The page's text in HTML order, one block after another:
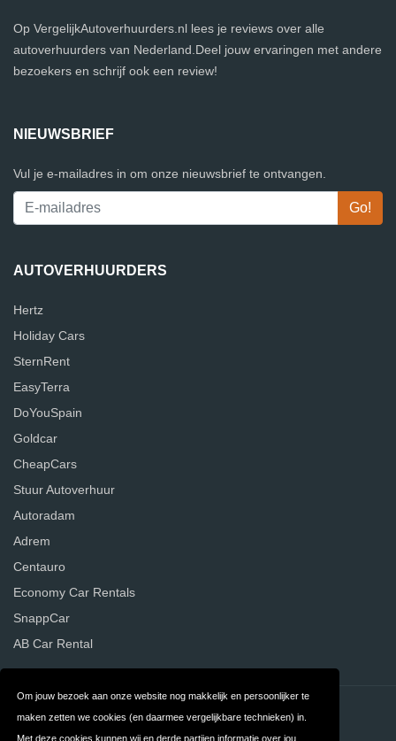
Om jouw bezoek aan onze website nog makkelijk en persoonlijker te
maken zetten we cookies (en daarmee vergelijkbare technieken) in.
Met deze cookies kunnen wij en derde partijen informatie over jou
Op VergelijkAutoverhuurders.nl lees je reviews over alle
autoverhuurders van Nederland.Deel jouw ervaringen met andere
bezoekers en schrijf ook een review!
NIEUWSBRIEF
Vul je e-mailadres in om onze nieuwsbrief te ontvangen.
AUTOVERHUURDERS
Hertz
Holiday Cars
SternRent
EasyTerra
DoYouSpain
Goldcar
CheapCars
Stuur Autoverhuur
Autoradam
Adrem
Centauro
Economy Car Rentals
SnappCar
AB Car Rental
Contact Privacy